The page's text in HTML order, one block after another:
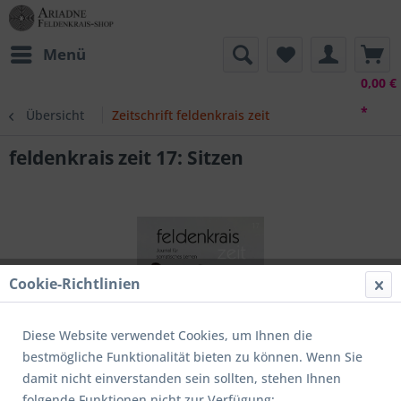
Menü
0,00 €
*
Übersicht Zeitschrift feldenkrais zeit
feldenkrais zeit 17: Sitzen
Cookie-Richtlinien
Diese Website verwendet Cookies, um Ihnen die
bestmögliche Funktionalität bieten zu können. Wenn Sie
damit nicht einverstanden sein sollten, stehen Ihnen